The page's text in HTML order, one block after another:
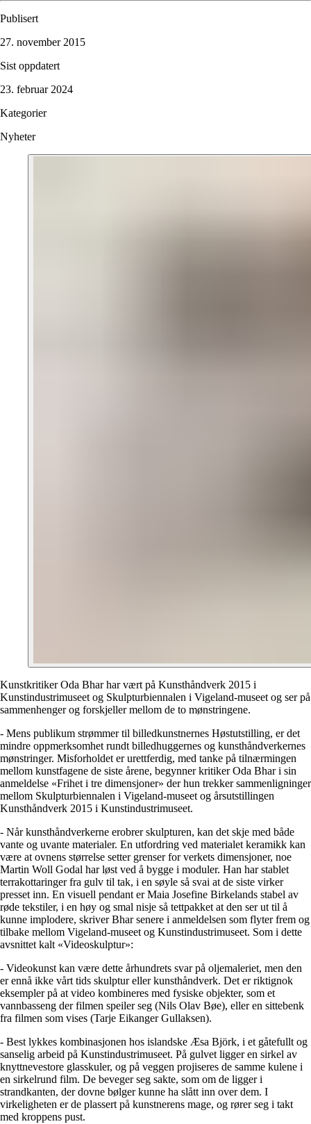
Publisert
27. november 2015
Sist oppdatert
23. februar 2024
Kategorier
Nyheter
Kunstkritiker Oda Bhar har vært på Kunsthåndverk 2015 i
Kunstindustrimuseet og Skulpturbiennalen i Vigeland-museet og ser på
sammenhenger og forskjeller mellom de to mønstringene.
- Mens publikum strømmer til billedkunstnernes Høstutstilling, er det
mindre oppmerksomhet rundt billedhuggernes og kunsthåndverkernes
mønstringer. Misforholdet er urettferdig, med tanke på tilnærmingen
mellom kunstfagene de siste årene, begynner kritiker Oda Bhar i sin
anmeldelse «Frihet i tre dimensjoner» der hun trekker sammenligninger
mellom Skulpturbiennalen i Vigeland-museet og årsutstillingen
Kunsthåndverk 2015 i Kunstindustrimuseet.
- Når kunsthåndverkerne erobrer skulpturen, kan det skje med både
vante og uvante materialer. En utfordring ved materialet keramikk kan
være at ovnens størrelse setter grenser for verkets dimensjoner, noe
Martin Woll Godal har løst ved å bygge i moduler. Han har stablet
terrakottaringer fra gulv til tak, i en søyle så svai at de siste virker
presset inn. En visuell pendant er Maia Josefine Birkelands stabel av
røde tekstiler, i en høy og smal nisje så tettpakket at den ser ut til å
kunne implodere, skriver Bhar senere i anmeldelsen som flyter frem og
tilbake mellom Vigeland-museet og Kunstindustrimuseet. Som i dette
avsnittet kalt «Videoskulptur»:
- Videokunst kan være dette århundrets svar på oljemaleriet, men den
er ennå ikke vårt tids skulptur eller kunsthåndverk. Det er riktignok
eksempler på at video kombineres med fysiske objekter, som et
vannbasseng der filmen speiler seg (Nils Olav Bøe), eller en sittebenk
fra filmen som vises (Tarje Eikanger Gullaksen).
- Best lykkes kombinasjonen hos islandske Æsa Björk, i et gåtefullt og
sanselig arbeid på Kunstindustrimuseet. På gulvet ligger en sirkel av
knyttnevestore glasskuler, og på veggen projiseres de samme kulene i
en sirkelrund film. De beveger seg sakte, som om de ligger i
strandkanten, der dovne bølger kunne ha slått inn over dem. I
virkeligheten er de plassert på kunstnerens mage, og rører seg i takt
med kroppens pust.